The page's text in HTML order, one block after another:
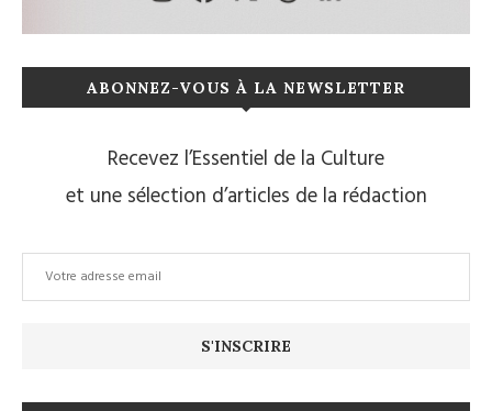
ABONNEZ-VOUS À LA NEWSLETTER
Recevez l’Essentiel de la Culture
et une sélection d’articles de la rédaction